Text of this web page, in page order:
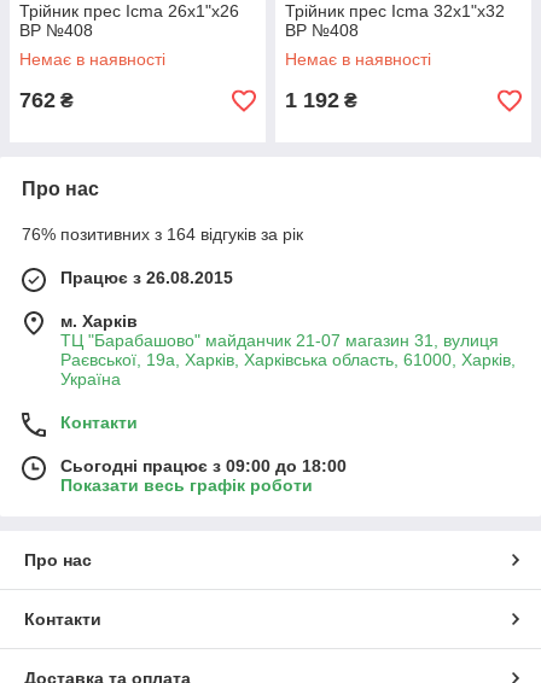
Трійник прес Icma 26х1"х26
ВР №408
Немає в наявності
762 ₴
Трійник прес Icma 32х1"х32
ВР №408
Немає в наявності
1 192 ₴
Про нас
76% позитивних з 164 відгуків за рік
Працює з 26.08.2015
м. Харків
ТЦ "Барабашово" майданчик 21-07 магазин 31, вулиця
Раєвської, 19а, Харків, Харківська область, 61000, Харків,
Україна
Контакти
Сьогодні працює з 09:00 до 18:00
Показати весь графік роботи
Про нас
Контакти
Доставка та оплата